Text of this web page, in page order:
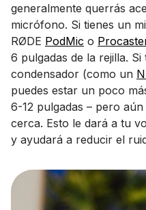
generalmente querrás
micrófono. Si tienes un
RØDE PodMic o
6 pulgadas de la rejilla.
condensador (como un
puedes estar un poco
6-12 pulgadas – pero
cerca. Esto le dará a tu
y ayudará a reducir el